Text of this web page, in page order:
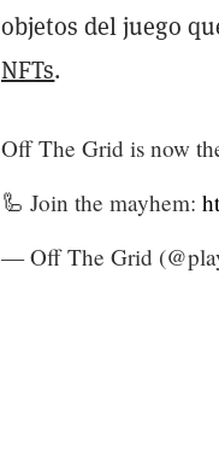
objetos del juego
NFTs.
Off The Grid is now
🦾 Join the mayhem:
— Off The Grid